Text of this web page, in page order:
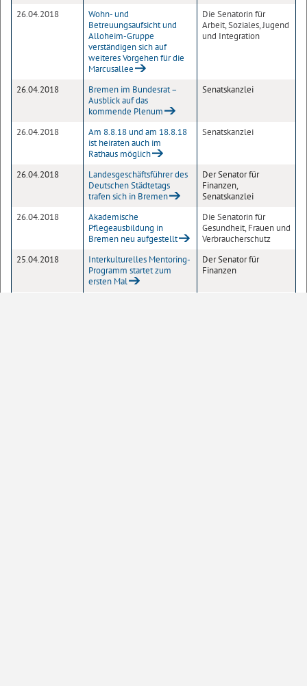
26.04.2018
Wohn- und
Betreuungsaufsicht und
Alloheim-Gruppe
verständigen sich auf
weiteres Vorgehen für die
Marcusallee
Die Senatorin für
Arbeit, Soziales, Jugend
und Integration
26.04.2018
Bremen im Bundesrat –
Ausblick auf das
kommende Plenum
Senatskanzlei
26.04.2018
Am 8.8.18 und am 18.8.18
ist heiraten auch im
Rathaus möglich
Senatskanzlei
26.04.2018
Landesgeschäftsführer des
Deutschen Städtetags
trafen sich in Bremen
Der Senator für
Finanzen,
Senatskanzlei
26.04.2018
Akademische
Pflegeausbildung in
Bremen neu aufgestellt
Die Senatorin für
Gesundheit, Frauen und
Verbraucherschutz
25.04.2018
Interkulturelles Mentoring-
Programm startet zum
ersten Mal
Der Senator für
Finanzen